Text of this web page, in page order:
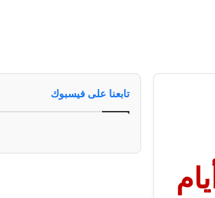
تابعنا على فيسبوك